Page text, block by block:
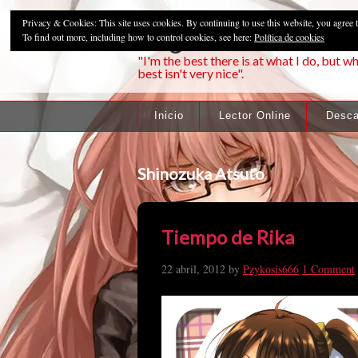
"I'm the best there is at what I do, but
best isn't very nice".
Inicio Lector Online
Shinozuka Atsuto
Tiempo de Rika
22 abril, 2012 by Pzykosis666 1 Comment
Privacy & Cookies: This site uses cookies. By continuing to use this website, you agree
To find out more, including how to control cookies, see here:Política de cookies